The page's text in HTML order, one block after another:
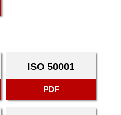
ISO 50001
PDF